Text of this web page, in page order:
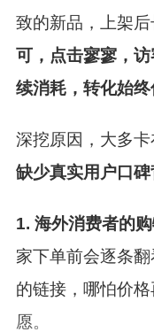
致的新品，上架后
可，点击寥寥，
续消耗，转化始终
深挖原因，大多
缺少真实用户口碑
1. 海外消费者的
家下单前会逐条
的链接，哪怕价
愿。